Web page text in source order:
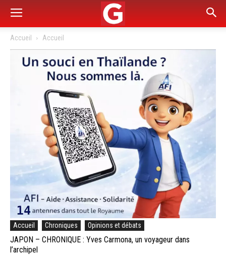
Accueil Accueil
Accueil Chroniques Opinions et débats
JAPON – CHRONIQUE : Yves Carmona, un voyageur dans
l’archipel